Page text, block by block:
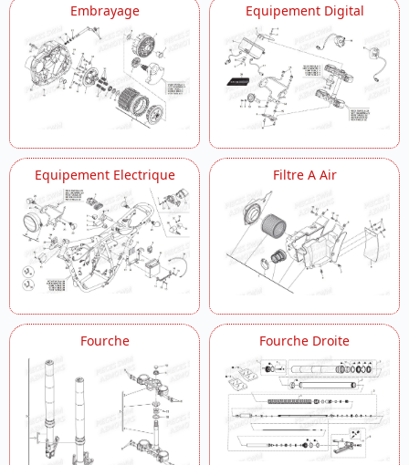
Embrayage Equipement Digital
Equipement Electrique Filtre A Air
Fourche Fourche Droite